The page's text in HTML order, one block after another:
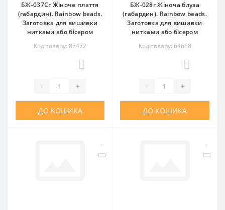
БЖ-037Сг Жіноче плаття
(габардин). Rainbow beads.
Заготовка для вишивки
нитками або бісером
Код товару: 87472
- +
ДО КОШИКА
БЖ-028г Жіноча блуза
(габардин). Rainbow beads.
Заготовка для вишивки
нитками або бісером
Код товару: 64668
- +
ДО КОШИКА